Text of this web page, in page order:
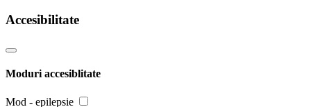
Accesibilitate
Moduri accesiblitate
Mod - epilepsie